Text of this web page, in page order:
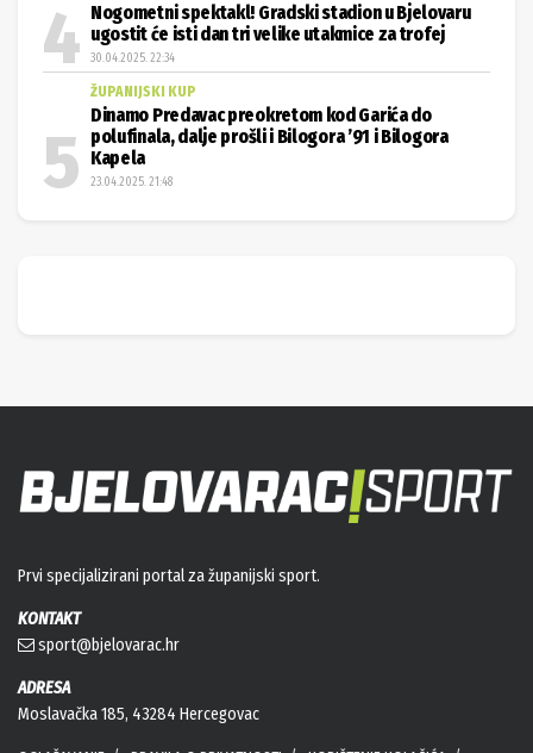
Nogometni spektakl! Gradski stadion u Bjelovaru
ugostit će isti dan tri velike utakmice za trofej
30.04.2025. 22:34
ŽUPANIJSKI KUP
Dinamo Predavac preokretom kod Garića do
polufinala, dalje prošli i Bilogora ’91 i Bilogora
Kapela
23.04.2025. 21:48
Prvi specijalizirani portal za županijski sport.
KONTAKT
sport@bjelovarac.hr
ADRESA
Moslavačka 185, 43284 Hercegovac